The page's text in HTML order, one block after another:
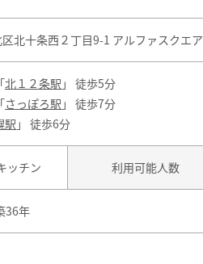
北十条西２丁目9-1 アルファスクエ
「北１２条駅 」 徒歩5分
「さっぽろ駅 」 徒歩7分
駅 」 徒歩6分
ッチン 利用可能人数
36年